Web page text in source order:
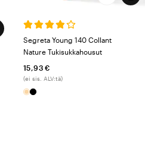
Segreta Young 140 Collant
Nature Tukisukkahousut
15,93 €
(ei sis. ALV:tä)